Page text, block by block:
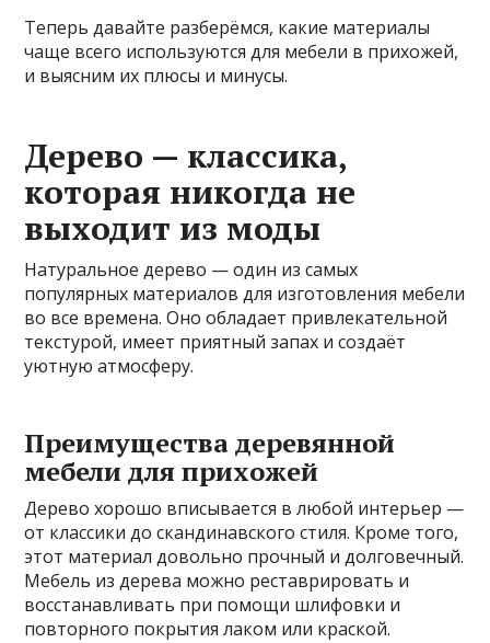
Теперь давайте разберёмся, какие материалы
чаще всего используются для мебели в прихожей,
и выясним их плюсы и минусы.
Дерево — классика,
которая никогда не
выходит из моды
Натуральное дерево — один из самых
популярных материалов для изготовления мебели
во все времена. Оно обладает привлекательной
текстурой, имеет приятный запах и создаёт
уютную атмосферу.
Преимущества деревянной
мебели для прихожей
Дерево хорошо вписывается в любой интерьер —
от классики до скандинавского стиля. Кроме того,
этот материал довольно прочный и долговечный.
Мебель из дерева можно реставрировать и
восстанавливать при помощи шлифовки и
повторного покрытия лаком или краской.